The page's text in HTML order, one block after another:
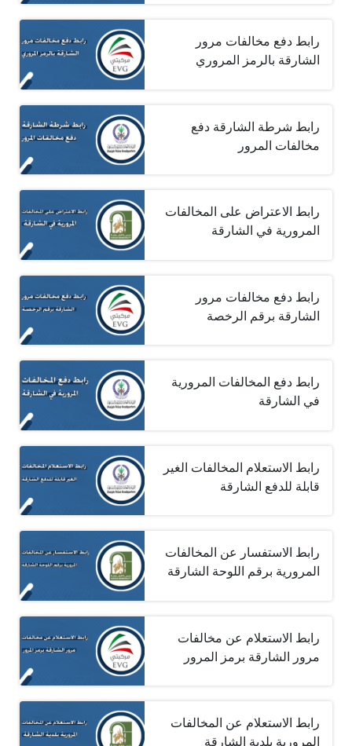
رابط دفع مخالفات مرور
الشارقة بالرمز المروري
رابط شرطة الشارقة دفع
مخالفات المرور
رابط الاعتراض على المخالفات
المرورية في الشارقة
رابط دفع مخالفات مرور
الشارقة برقم الرخصة
رابط دفع المخالفات المرورية
في الشارقة
رابط الاستعلام المخالفات الغير
قابلة للدفع الشارقة
رابط الاستفسار عن المخالفات
المرورية برقم اللوحة الشارقة
رابط الاستعلام عن مخالفات
مرور الشارقة برمز المرور
رابط الاستعلام عن المخالفات
المرورية بلدية الشارقة